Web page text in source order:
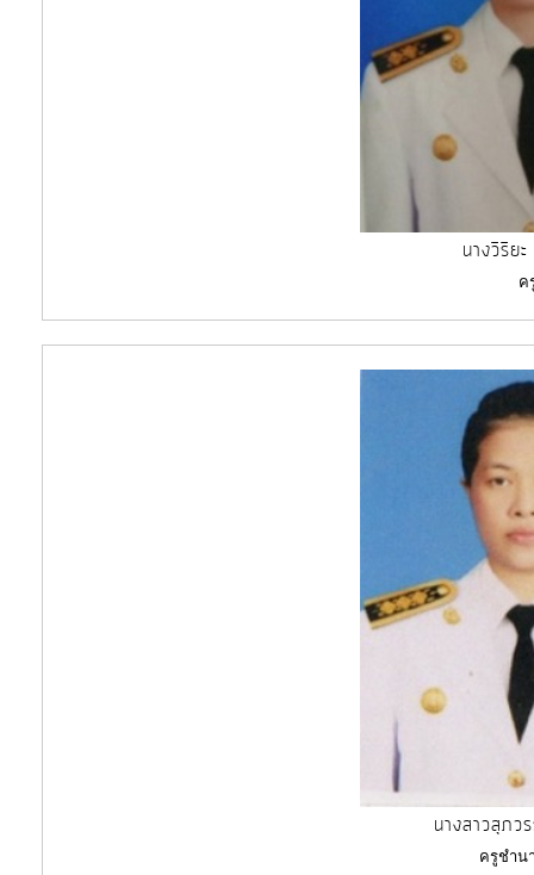
นางวิริย
ค
นางสาวสุภ
ครูชำน